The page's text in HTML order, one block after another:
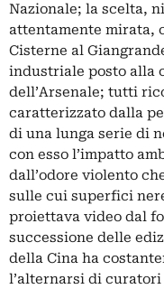
Nazionale; la scelta,
attentamente mirata,
Cisterne al
industriale posto alla
dell’Arsenale; tutti
caratterizzato dalla
di una lunga serie di
con esso l’impatto
dall’odore violento
sulle cui superfici
proiettava video dal
successione delle
della Cina ha
l’alternarsi di